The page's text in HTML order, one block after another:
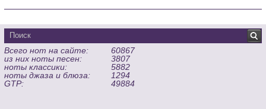
Всего нот на сайте:
60867
из них ноты песен:
3807
ноты классики:
5882
ноты джаза и блюза:
1294
GTP:
49884